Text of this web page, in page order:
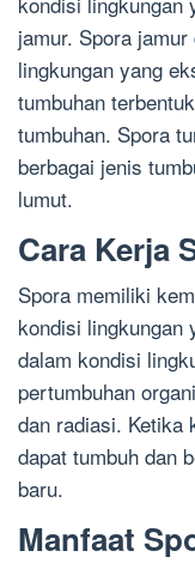
jamur. Spora
lingkungan yang
tumbuhan
tumbuhan. Spora
berbagai jenis
lumut.
Cara Kerja
Spora memiliki
kondisi lingkungan
dalam kondisi
pertumbuhan
dan radiasi. Ketika
dapat tumbuh dan
baru.
Manfaat